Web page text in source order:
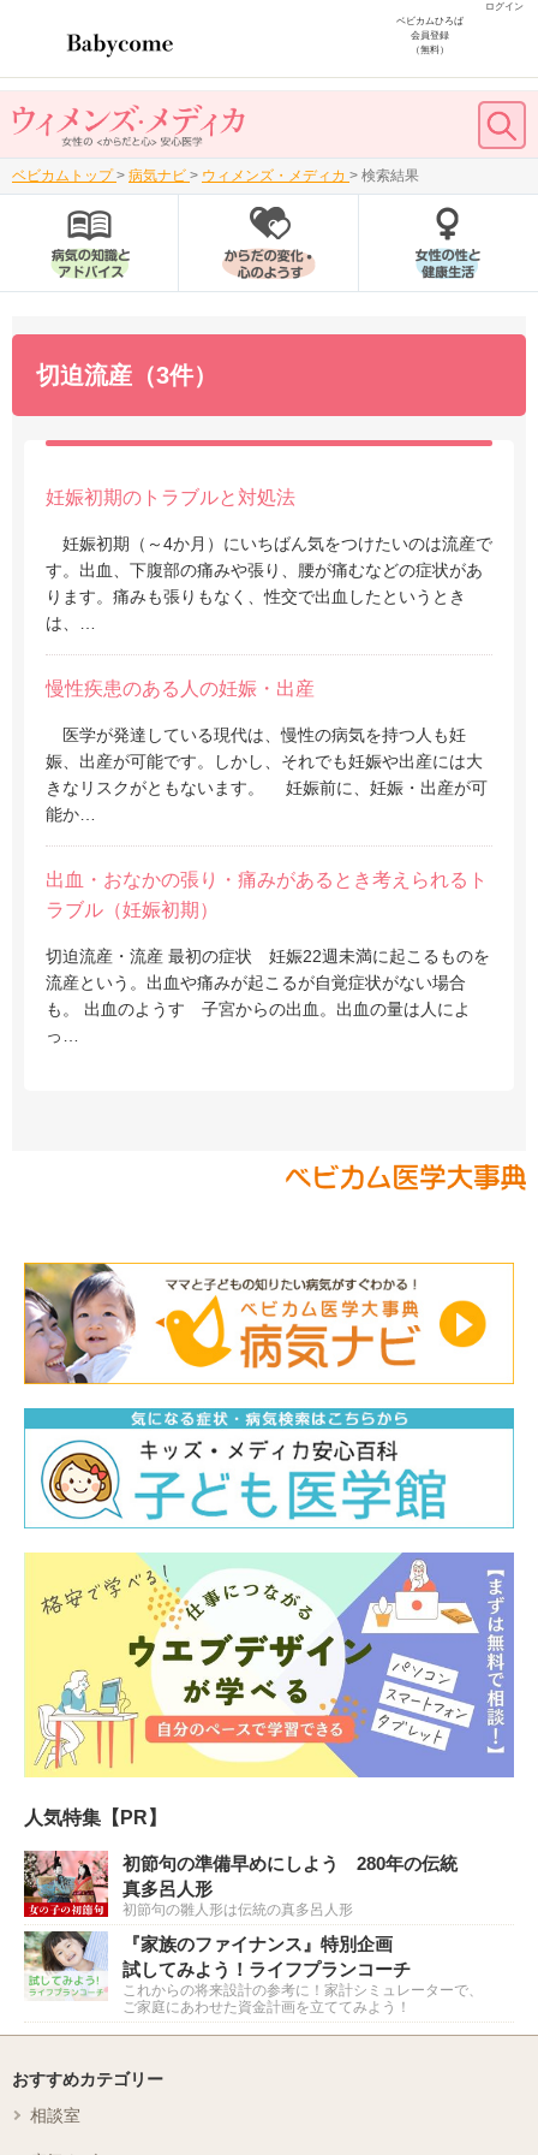
ログイン
ベビカムひろば
会員登録
（無料）
ベビカムトップ > 病気ナビ > ウィメンズ・メディカ > 検索結果
切迫流産（3件）
妊娠初期のトラブルと対処法
妊娠初期（～4か月）にいちばん気をつけたいのは流産で
す。出血、下腹部の痛みや張り、腰が痛むなどの症状があ
ります。痛みも張りもなく、性交で出血したというとき
は、…
慢性疾患のある人の妊娠・出産
医学が発達している現代は、慢性の病気を持つ人も妊
娠、出産が可能です。しかし、それでも妊娠や出産には大
きなリスクがともないます。 妊娠前に、妊娠・出産が可
能か…
出血・おなかの張り・痛みがあるとき考えられるト
ラブル（妊娠初期）
切迫流産・流産 最初の症状 妊娠22週未満に起こるものを
流産という。出血や痛みが起こるが自覚症状がない場合
も。 出血のようす 子宮からの出血。出血の量は人によ
っ…
人気特集【PR】
初節句の準備早めにしよう 280年の伝統
真多呂人形
初節句の雛人形は伝統の真多呂人形
『家族のファイナンス』特別企画
試してみよう！ライフプランコーチ
これからの将来設計の参考に！家計シミュレーターで、
ご家庭にあわせた資金計画を立ててみよう！
おすすめカテゴリー
相談室